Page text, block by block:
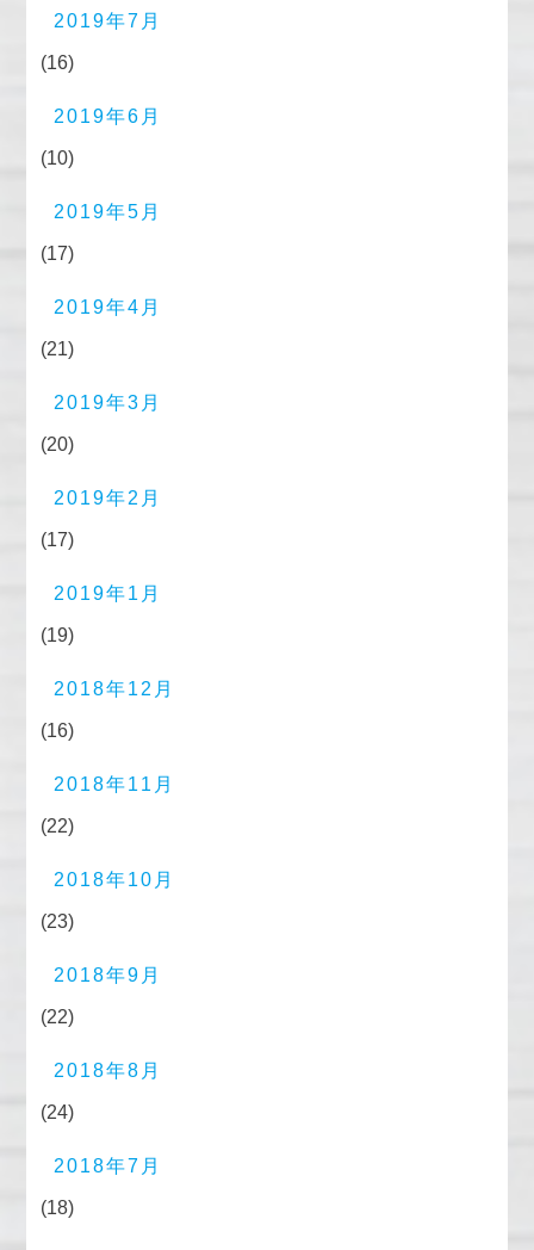
2019年7月
(16)
2019年6月
(10)
2019年5月
(17)
2019年4月
(21)
2019年3月
(20)
2019年2月
(17)
2019年1月
(19)
2018年12月
(16)
2018年11月
(22)
2018年10月
(23)
2018年9月
(22)
2018年8月
(24)
2018年7月
(18)